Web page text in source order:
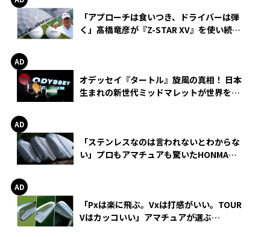
「アプローチは食いつき、ドライバーは弾
く」髙橋竜彦が『Z-STAR XV』を使い続け
オデッセイ『タートル』旋風の真相！ 日本
生まれの新世代ミッドマレットが世界を席
「ステンレスなのは言われないとわからな
い」プロもアマチュアも驚いたHONMA
「Pxは楽に飛ぶ。Vxは打感がいい。TOUR
Vはカッコいい」アマチュアが選ぶ